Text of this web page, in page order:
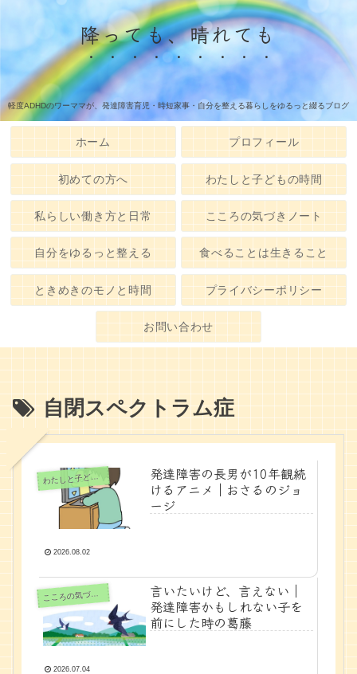
降っても、晴れても
軽度ADHDのワーママが、発達障害育児・時短家事・自分を整える暮らしをゆるっと綴るブログ
ホーム プロフィール
初めての方へ わたしと子どもの時間
私らしい働き方と日常 こころの気づきノート
自分をゆるっと整える 食べることは生きること
ときめきのモノと時間 プライバシーポリシー
お問い合わせ
自閉スペクトラム症
わたしと子どもの時間
発達障害の長男が10年観続
けるアニメ｜おさるのジョ
ージ
2026.08.02
こころの気づきノート
言いたいけど、言えない｜
発達障害かもしれない子を
前にした時の葛藤
2026.07.04